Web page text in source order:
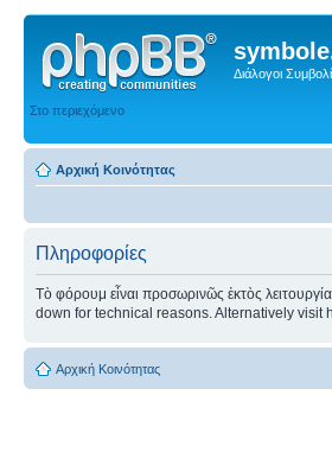
Διάλογοι
Στο περιεχόμενο
Αρχική Κοινότητας
Πληροφορίες
Τὸ φόρουμ εἶναι προσωρινῶς ἐκτὸς
down for technical reasons. Alternatively visit
Αρχική Κοινότητας